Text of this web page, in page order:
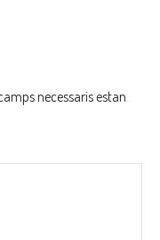
necessaris estan